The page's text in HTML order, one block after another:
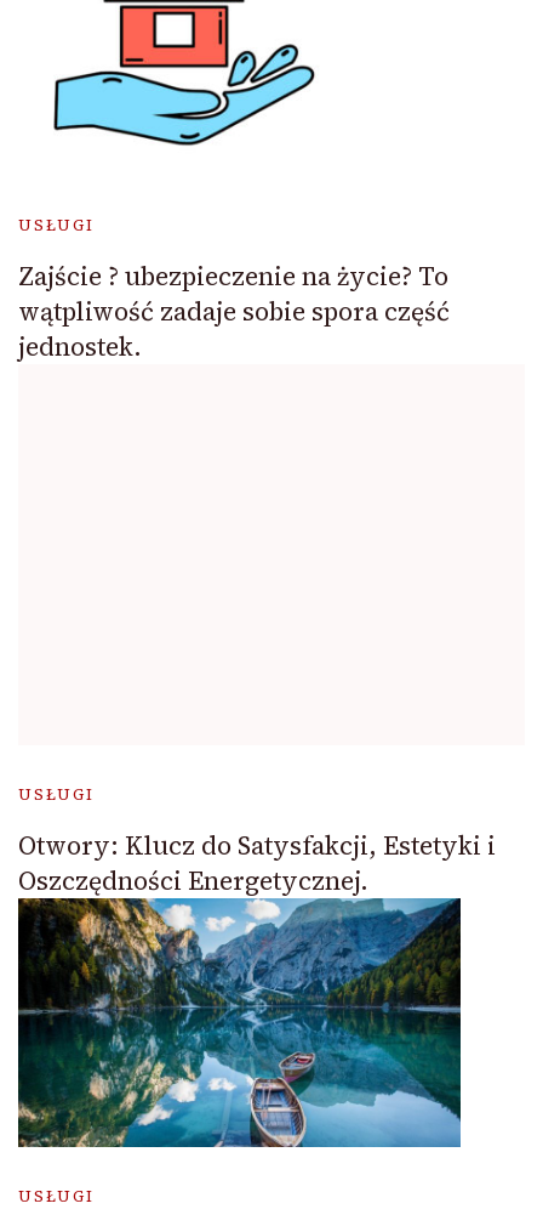
USŁUGI
Zajście ? ubezpieczenie na życie? To
wątpliwość zadaje sobie spora część
jednostek.
USŁUGI
Otwory: Klucz do Satysfakcji, Estetyki i
Oszczędności Energetycznej.
USŁUGI